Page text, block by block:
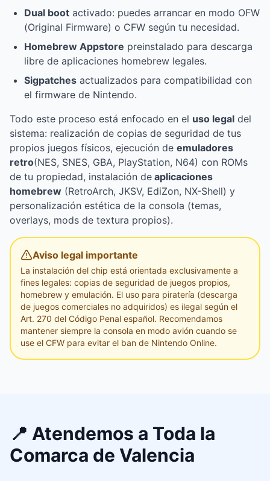
Dual boot activado: puedes arrancar en modo OFW
(Original Firmware) o CFW según tu necesidad.
Homebrew Appstore preinstalado para descarga
libre de aplicaciones homebrew legales.
Sigpatches actualizados para compatibilidad con
el firmware de Nintendo.
Todo este proceso está enfocado en el uso legal del
sistema: realización de copias de seguridad de tus
propios juegos físicos, ejecución de emuladores
retro(NES, SNES, GBA, PlayStation, N64) con ROMs
de tu propiedad, instalación de aplicaciones
homebrew (RetroArch, JKSV, EdiZon, NX-Shell) y
personalización estética de la consola (temas,
overlays, mods de textura propios).
Aviso legal importante
La instalación del chip está orientada exclusivamente a
fines legales: copias de seguridad de juegos propios,
homebrew y emulación. El uso para piratería (descarga
de juegos comerciales no adquiridos) es ilegal según el
Art. 270 del Código Penal español. Recomendamos
mantener siempre la consola en modo avión cuando se
use el CFW para evitar el ban de Nintendo Online.
📍 Atendemos a Toda la
Comarca de Valencia